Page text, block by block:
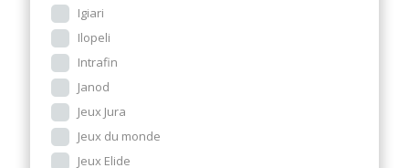
Igiari
Ilopeli
Intrafin
Janod
Jeux Jura
Jeux du monde
Jeux Elide